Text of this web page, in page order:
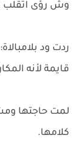
وش رؤى اتقلب
ردت ود
قايمة لأنه
لمت حاجتها
كلامها.